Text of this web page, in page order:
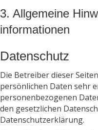
3. Allgemeine
informationen
Datenschutz
Die Betreiber dieser
persönlichen Daten sehr
personenbezogenen
den gesetzlichen
Datenschutzerklärung.